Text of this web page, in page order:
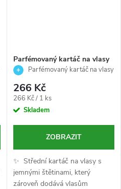
Parfémovaný kartáč na vlasy
COLOR US - Střední 23cm
Parfémovaný kartáč na vlasy
vhodný pro všechny typy vlasů
266 Kč
Měrná
cena:
266 Kč / 1 ks
Skladem
ZOBRAZIT
✨ Střední kartáč na vlasy s
jemnými štětinami, který
zároveň dodává vlasům